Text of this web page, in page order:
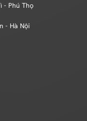
- Phú Thọ
- Hà Nội